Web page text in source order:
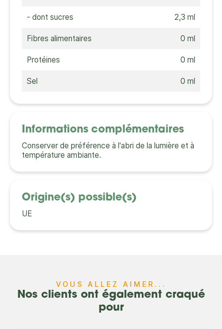
- dont sucres 2,3 ml
Fibres alimentaires 0 ml
Protéines 0 ml
Sel 0 ml
Informations complémentaires
Conserver de préférence à l'abri de la lumière et à
température ambiante.
Origine(s) possible(s)
UE
VOUS ALLEZ AIMER...
Nos clients ont également craqué
pour